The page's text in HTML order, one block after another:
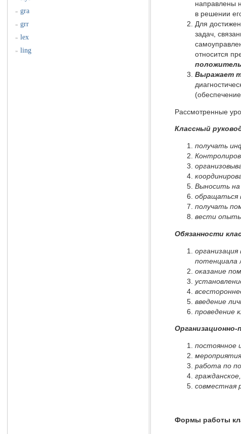
» gra
» grr
» lex
» ling
направлены
в решении
Для
задач,
относится
Выражает
Рассмотренные
Классный
получать
Выносить на
обращаться
получать
вести
Обязанности
потенциала
оказание
введение
проведение
Организационно-
постоянное
работа по
совместная
Формы работы